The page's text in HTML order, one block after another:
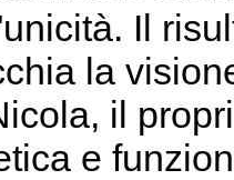
Il
la
il
e